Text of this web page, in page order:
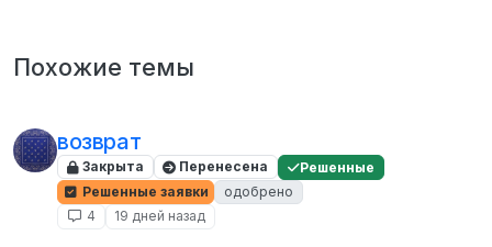
Похожие темы
возврат
Закрыта Перенесена
Решенные
Решенные заявки
одобрено
4
19 дней назад